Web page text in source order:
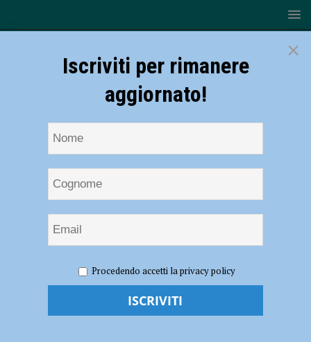
scena “Piccolo Asmodeo”
Teatro Gioco Vita approda in Senegal, in
×
Iscriviti per rimanere
aggiornato!
Procedendo accetti la privacy policy